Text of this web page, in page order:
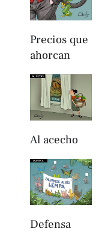
Precios que
ahorcan
Al acecho
Defensa